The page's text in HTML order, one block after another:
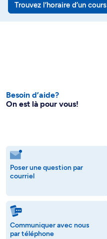
Trouvez l’horaire d’un cours
Besoin d’aide?
On est là pour vous!
Poser une question par
courriel
Communiquer avec nous
par téléphone